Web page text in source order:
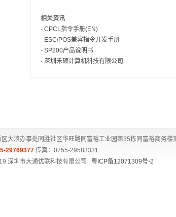
相关资讯
- CPCL指令手册(EN)
- ESC/POS兼容指令开发手册
- SP200产品说明书
- 深圳禾硕计算机科技有限公司
区大浪办事处同胜社区华旺路同富裕工业园第35栋同富裕
29769377 传真：0755-29583331
深圳市大通优联科技有限公司 | 粤ICP备12071309号-2